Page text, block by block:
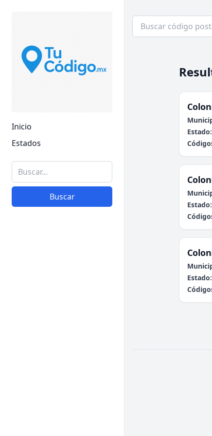
Inicio
Estados
Buscar
Estado:
Estado:
Estado: